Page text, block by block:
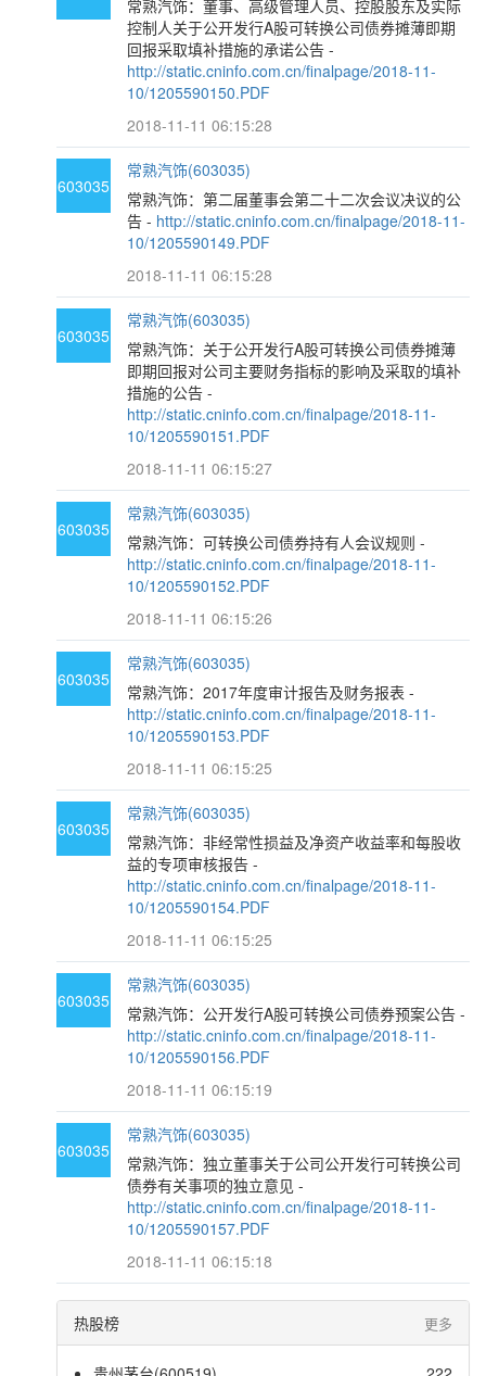
常熟汽饰：董事、高级管理人员、控股股东及实际
控制人关于公开发行A股可转换公司债券摊薄即期
回报采取填补措施的承诺公告 -
http://static.cninfo.com.cn/finalpage/2018-11-
10/1205590150.PDF
2018-11-11 06:15:28
603035
常熟汽饰(603035)
常熟汽饰：第二届董事会第二十二次会议决议的公
告 - http://static.cninfo.com.cn/finalpage/2018-11-
10/1205590149.PDF
2018-11-11 06:15:28
603035
常熟汽饰(603035)
常熟汽饰：关于公开发行A股可转换公司债券摊薄
即期回报对公司主要财务指标的影响及采取的填补
措施的公告 -
http://static.cninfo.com.cn/finalpage/2018-11-
10/1205590151.PDF
2018-11-11 06:15:27
603035
常熟汽饰(603035)
常熟汽饰：可转换公司债券持有人会议规则 -
http://static.cninfo.com.cn/finalpage/2018-11-
10/1205590152.PDF
2018-11-11 06:15:26
603035
常熟汽饰(603035)
常熟汽饰：2017年度审计报告及财务报表 -
http://static.cninfo.com.cn/finalpage/2018-11-
10/1205590153.PDF
2018-11-11 06:15:25
603035
常熟汽饰(603035)
常熟汽饰：非经常性损益及净资产收益率和每股收
益的专项审核报告 -
http://static.cninfo.com.cn/finalpage/2018-11-
10/1205590154.PDF
2018-11-11 06:15:25
603035
常熟汽饰(603035)
常熟汽饰：公开发行A股可转换公司债券预案公告 -
http://static.cninfo.com.cn/finalpage/2018-11-
10/1205590156.PDF
2018-11-11 06:15:19
603035
常熟汽饰(603035)
常熟汽饰：独立董事关于公司公开发行可转换公司
债券有关事项的独立意见 -
http://static.cninfo.com.cn/finalpage/2018-11-
10/1205590157.PDF
2018-11-11 06:15:18
热股榜 更多